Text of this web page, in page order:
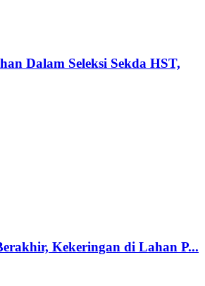
Dalam Seleksi Sekda HST,
Kekeringan di Lahan P...